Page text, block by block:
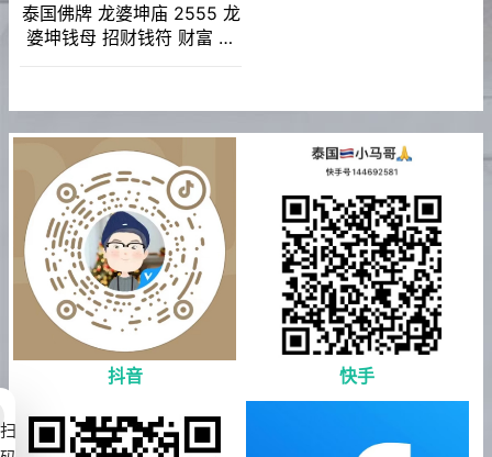
泰国佛牌 龙婆坤庙 2555 龙
婆坤钱母 招财钱符 财富 事
抖音 快手
扫